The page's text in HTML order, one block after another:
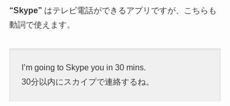
“Skype” はテレビ電話ができるアプリですが、こちらも
動詞で使えます。
I’m going to Skype you in 30 mins.
30分以内にスカイプで連絡するね。